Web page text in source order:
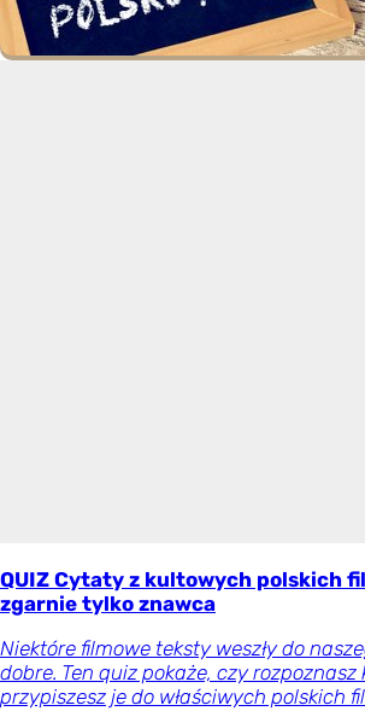
QUIZ Cytaty z kultowych polskich
zgarnie tylko znawca
Niektóre filmowe teksty weszły do
dobre. Ten quiz pokaże, czy
przypiszesz je do właściwych polskich